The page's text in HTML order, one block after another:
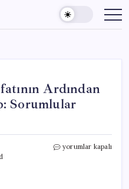
Ardından
Sorumlular
İlayda
yorumlar kapalı